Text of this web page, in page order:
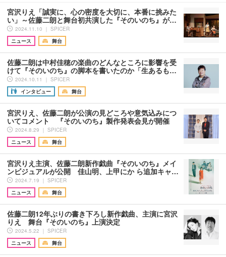
宮沢りえ「誠実に、心の密度を大切に、本番に挑みた
い」～佐藤二朗と舞台初共演した『そのいのち』が…
2024.11.10 ｜ SPICER
ニュース
舞台
佐藤二朗は中村佳穂の楽曲のどんなところに影響を受
けて『そのいのち』の脚本を書いたのか「生あるも…
2024.10.11 ｜ SPICER
インタビュー
舞台
宮沢りえ、佐藤二朗が公演の見どころや意気込みにつ
いてコメント 『そのいのち』製作発表会見が開催
2024.8.29 ｜ SPICER
ニュース
舞台
宮沢りえ主演、佐藤二朗新作戯曲『そのいのち』メイ
ンビジュアルが公開 佳山明、上甲にか ら追加キャ…
2024.7.19 ｜ SPICER
ニュース
舞台
佐藤二朗12年ぶりの書き下ろし新作戯曲、主演に宮沢
りえ 舞台『そのいのち』上演決定
2024.5.22 ｜ SPICER
ニュース
舞台